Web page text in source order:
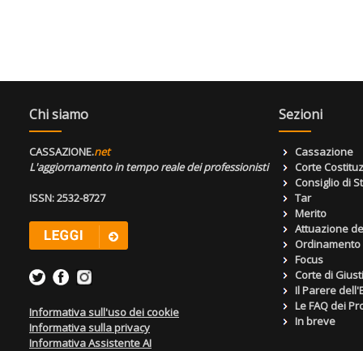
Chi siamo
CASSAZIONE.net
L'aggiornamento in tempo reale dei professionisti
ISSN: 2532-8727
Informativa sull'uso dei cookie
Informativa sulla privacy
Informativa Assistente AI
Sezioni
Cassazione
Corte
Consiglio di
Tar
Merito
Attuazione
Focus
Corte di
Il Parere
Le FAQ dei
In breve